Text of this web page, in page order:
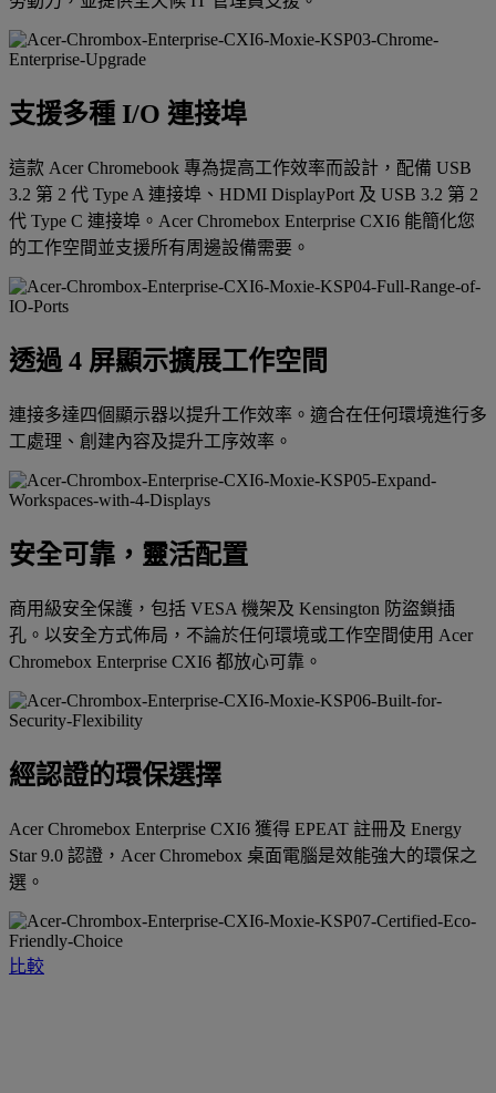
支援多種 I/O 連接埠
這款 Acer Chromebook 專為提高工作效率而設計，配備 USB
3.2 第 2 代 Type A 連接埠、HDMI DisplayPort 及 USB 3.2 第 2
代 Type C 連接埠。Acer Chromebox Enterprise CXI6 能簡化您
的工作空間並支援所有周邊設備需要。
透過 4 屏顯示擴展工作空間
連接多達四個顯示器以提升工作效率。適合在任何環境進行多
工處理、創建內容及提升工序效率。
安全可靠，靈活配置
商用級安全保護，包括 VESA 機架及 Kensington 防盜鎖插
孔。以安全方式佈局，不論於任何環境或工作空間使用 Acer
Chromebox Enterprise CXI6 都放心可靠。
經認證的環保選擇
Acer Chromebox Enterprise CXI6 獲得 EPEAT 註冊及 Energy
Star 9.0 認證，Acer Chromebox 桌面電腦是效能強大的環保之
選。
比較